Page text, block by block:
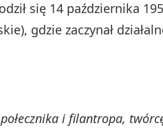
się 14 października
gdzie zaczynał
i filantropa,